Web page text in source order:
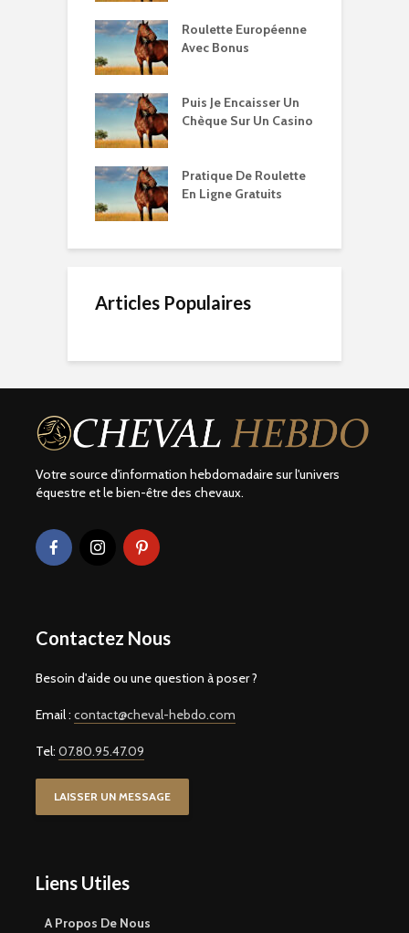
Roulette Européenne
Avec Bonus
Puis Je Encaisser Un
Chèque Sur Un Casino
Pratique De Roulette
En Ligne Gratuits
Articles Populaires
Votre source d'information hebdomadaire sur l'univers
équestre et le bien-être des chevaux.
Contactez Nous
Besoin d'aide ou une question à poser ?
Email : contact@cheval-hebdo.com
Tel: 07.80.95.47.09
LAISSER UN MESSAGE
Liens Utiles
A Propos De Nous